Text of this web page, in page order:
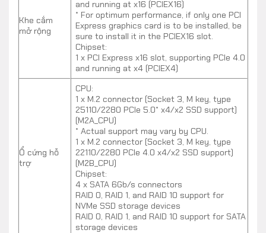
và vận chuyển đến mọi thành phần.
GIGABYTE B650M AORUS ELITE AX trang bị đầy đủ
những ổ cắm dành cho mọi thiết bị tản nhiệt cần
thiết: từ tản nhiệt khí đến tản nhiệt AIO. Bạn dễ dàng
kiểm soát và điều chỉnh thông qua phần mềm hỗ trợ
đi kèm là Smart Fan 6 với giao diện trực quan và đa
dạng tính năng.
Cung cấp mọi kết nối cần thiết
Mainboard Gigabyte B650M AORUS ELITE AX DDR5
cung cấp cho bạn mọi kết nối cần thiết phục vụ cho
nhu cầu sử dụng và làm việc hàng ngày. Đối với kết
nối Internet, sẽ bao gồm một anten hỗ trợ Wi-Fi 6E
cùng băng tần lên đến 6GHz, một tốc độ tuyệt vời
dành cho dành cho thao tác như streaming, gaming,…
Khe cắm
mở rộng
and running at x16 (PCIEX16)
* For optimum performance, if only one PCI
Express graphics card is to be installed, be
sure to install it in the PCIEX16 slot.
Chipset:
1 x PCI Express x16 slot, supporting PCIe 4.0
and running at x4 (PCIEX4)
Ổ cứng hỗ
trợ
CPU:
1 x M.2 connector (Socket 3, M key, type
25110/2280 PCIe 5.0* x4/x2 SSD support)
(M2A_CPU)
* Actual support may vary by CPU.
1 x M.2 connector (Socket 3, M key, type
22110/2280 PCIe 4.0 x4/x2 SSD support)
(M2B_CPU)
Chipset:
4 x SATA 6Gb/s connectors
RAID 0, RAID 1, and RAID 10 support for
NVMe SSD storage devices
RAID 0, RAID 1, and RAID 10 support for SATA
storage devices